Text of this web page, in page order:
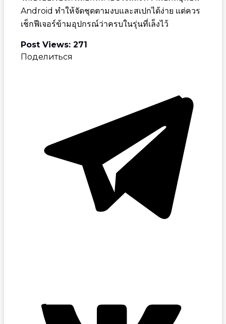
Android ทำให้จัดชุดตามงบและสเปกได้ง่าย แต่ควร
เช็กฟีเจอร์ข้ามอุปกรณ์ว่าครบในรุ่นที่เล็งไว้
Post Views: 271
Поделиться